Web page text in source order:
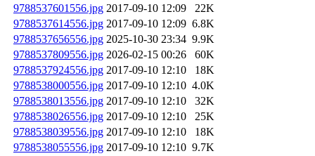
9788537601556.jpg 2017-09-10 12:09
22K
9788537614556.jpg 2017-09-10 12:09 6.8K
9788537656556.jpg 2025-10-30 23:34 9.9K
9788537809556.jpg 2026-02-15 00:26
60K
9788537924556.jpg 2017-09-10 12:10
18K
9788538000556.jpg 2017-09-10 12:10 4.0K
9788538013556.jpg 2017-09-10 12:10
32K
9788538026556.jpg 2017-09-10 12:10
25K
9788538039556.jpg 2017-09-10 12:10
18K
9788538055556.jpg 2017-09-10 12:10 9.7K